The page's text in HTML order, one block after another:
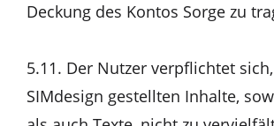
Deckung des Kontos Sorge zu
5.11. Der Nutzer verpflichtet
SIMdesign gestellten Inhalte,